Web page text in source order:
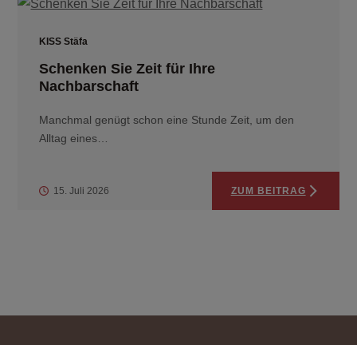
KISS Stäfa
Schenken Sie Zeit für Ihre
Nachbarschaft
Manchmal genügt schon eine Stunde Zeit, um den
Alltag eines…
15. Juli 2026 ZUM BEITRAG